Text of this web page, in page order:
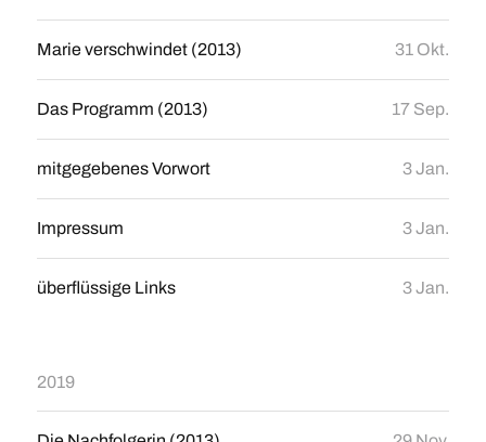
Marie verschwindet (2013) 31 Okt.
Das Programm (2013) 17 Sep.
mitgegebenes Vorwort 3 Jan.
Impressum 3 Jan.
überflüssige Links 3 Jan.
2019